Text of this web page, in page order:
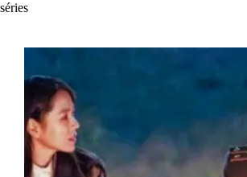
séries